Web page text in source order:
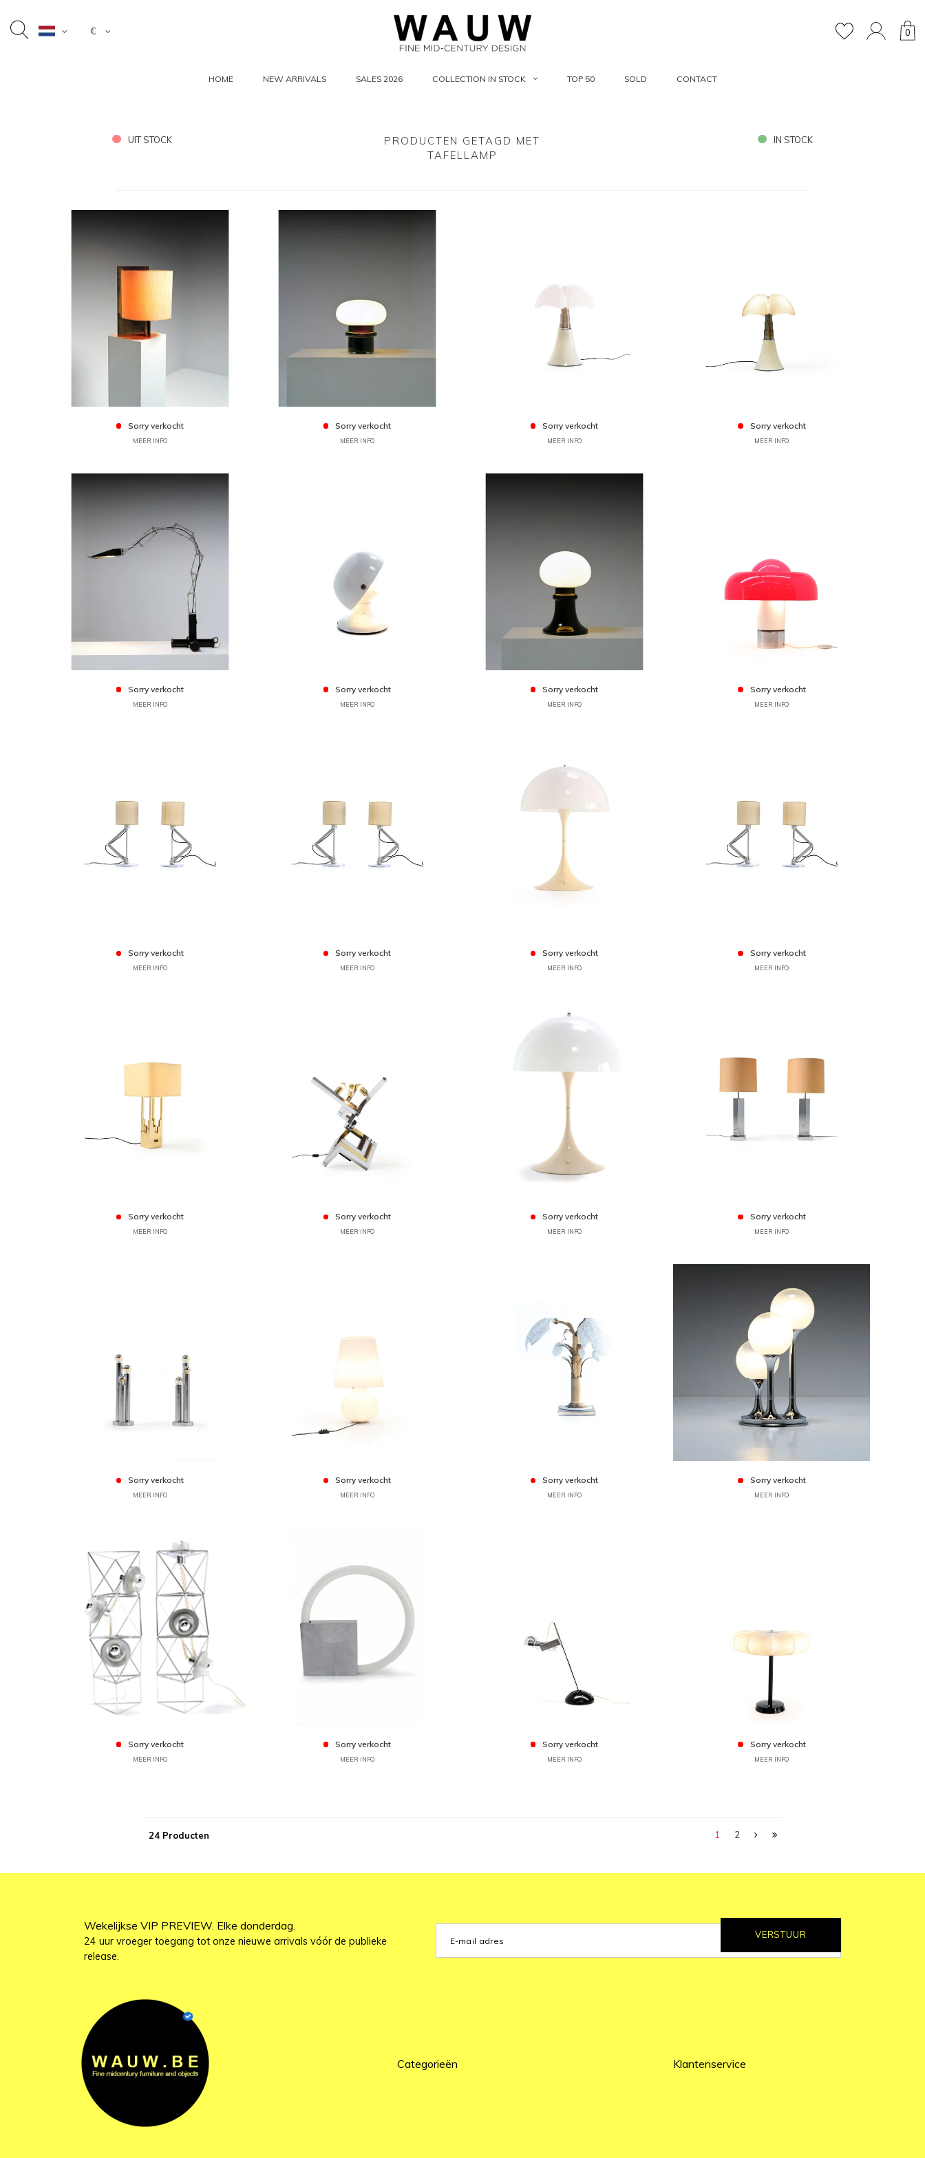
€ 0
HOME NEW ARRIVALS SALES 2026 COLLECTION IN STOCK TOP 50 SOLD CONTACT
UIT STOCK
PRODUCTEN GETAGD MET
TAFELLAMP
IN STOCK
Sorry verkocht
MEER INFO
Sorry verkocht
MEER INFO
Sorry verkocht
MEER INFO
Sorry verkocht
MEER INFO
Sorry verkocht
MEER INFO
Sorry verkocht
MEER INFO
Sorry verkocht
MEER INFO
Sorry verkocht
MEER INFO
Sorry verkocht
MEER INFO
Sorry verkocht
MEER INFO
Sorry verkocht
MEER INFO
Sorry verkocht
MEER INFO
Sorry verkocht
MEER INFO
Sorry verkocht
MEER INFO
Sorry verkocht
MEER INFO
Sorry verkocht
MEER INFO
Sorry verkocht
MEER INFO
Sorry verkocht
MEER INFO
Sorry verkocht
MEER INFO
Sorry verkocht
MEER INFO
Sorry verkocht
MEER INFO
Sorry verkocht
MEER INFO
Sorry verkocht
MEER INFO
Sorry verkocht
MEER INFO
24 Producten 1 2
Wekelijkse VIP PREVIEW. Elke donderdag.
24 uur vroeger toegang tot onze nieuwe arrivals vóór de publieke
release.
VERSTUUR
Categorieën Klantenservice